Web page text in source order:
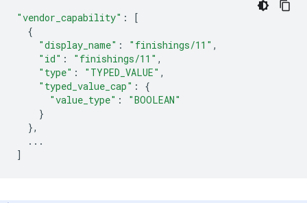
"vendor_capability" :
[
{
"display_name" : "finishings/11" ,
"id" : "finishings/11" ,
"type" : "TYPED_VALUE" ,
"typed_value_cap" :
{
"value_type" :
"BOOLEAN"
}
},
...
]